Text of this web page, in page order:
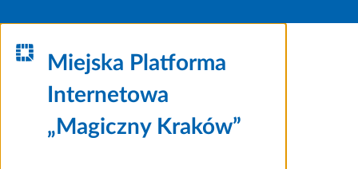
Miejska Platforma
Internetowa
„Magiczny Kraków”